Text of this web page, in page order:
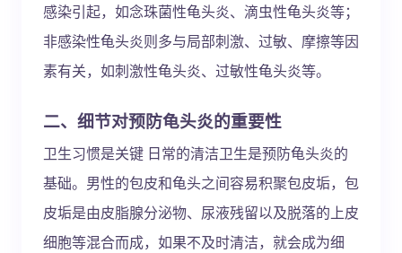
感染引起，如念珠菌性龟头炎、滴虫性龟头炎等；
非感染性龟头炎则多与局部刺激、过敏、摩擦等因
素有关，如刺激性龟头炎、过敏性龟头炎等。
二、细节对预防龟头炎的重要性
卫生习惯是关键 日常的清洁卫生是预防龟头炎的
基础。男性的包皮和龟头之间容易积聚包皮垢，包
皮垢是由皮脂腺分泌物、尿液残留以及脱落的上皮
细胞等混合而成，如果不及时清洁，就会成为细